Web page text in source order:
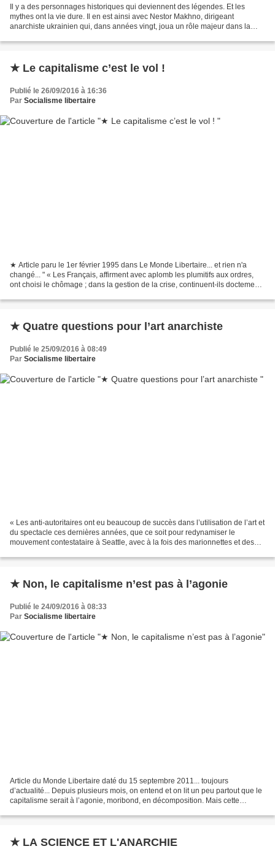
Il y a des personnages historiques qui deviennent des légendes. Et les
mythes ont la vie dure. Il en est ainsi avec Nestor Makhno, dirigeant
anarchiste ukrainien qui, dans années vingt, joua un rôle majeur dans la
★ Le capitalisme c’est le vol !
Publié le 26/09/2016 à 16:36
Par Socialisme libertaire
★ Article paru le 1er février 1995 dans Le Monde Libertaire... et rien n'a
changé... " « Les Français, affirment avec aplomb les plumitifs aux ordres,
ont choisi le chômage ; dans la gestion de la crise, continuent-ils doctement,
★ Quatre questions pour l’art anarchiste
Publié le 25/09/2016 à 08:49
Par Socialisme libertaire
« Les anti-autoritaires ont eu beaucoup de succès dans l’utilisation de l’art et
du spectacle ces dernières années, que ce soit pour redynamiser le
mouvement contestataire à Seattle, avec à la fois des marionnettes et des
★ Non, le capitalisme n’est pas à l’agonie
Publié le 24/09/2016 à 08:33
Par Socialisme libertaire
Article du Monde Libertaire daté du 15 septembre 2011... toujours
d’actualité... Depuis plusieurs mois, on entend et on lit un peu partout que le
capitalisme serait à l’agonie, moribond, en décomposition. Mais cette
★ LA SCIENCE ET L'ANARCHIE